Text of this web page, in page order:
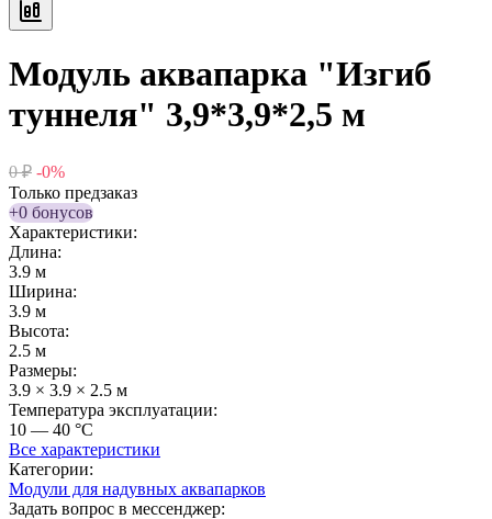
Модуль аквапарка "Изгиб
туннеля" 3,9*3,9*2,5 м
0 ₽ -0%
Только предзаказ
+0 бонусов
Характеристики:
Длина:
3.9 м
Ширина:
3.9 м
Высота:
2.5 м
Размеры:
3.9 × 3.9 × 2.5 м
Температура эксплуатации:
10 — 40 °C
Все характеристики
Категории:
Модули для надувных аквапарков
Задать вопрос в мессенджер: